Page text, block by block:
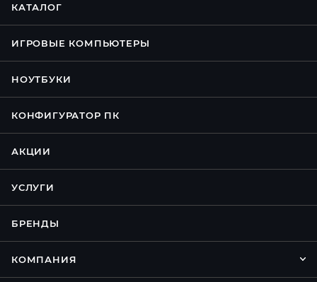
КАТАЛОГ
ИГРОВЫЕ КОМПЬЮТЕРЫ
НОУТБУКИ
КОНФИГУРАТОР ПК
АКЦИИ
УСЛУГИ
БРЕНДЫ
КОМПАНИЯ